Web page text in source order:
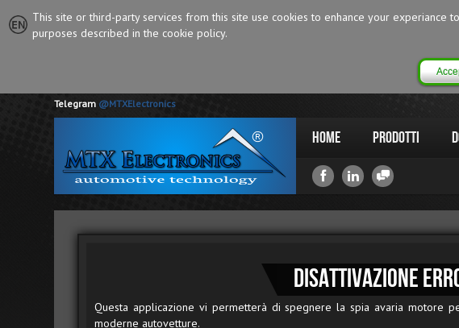
This site or third-party services from this site use cookies to enhance your experiance
purposes described in the cookie policy.
Telegram @MTXElectronics
Home Prodotti
Disattivazione
Questa applicazione vi permetterà di spegnere la spia avaria motore
moderne autovetture.